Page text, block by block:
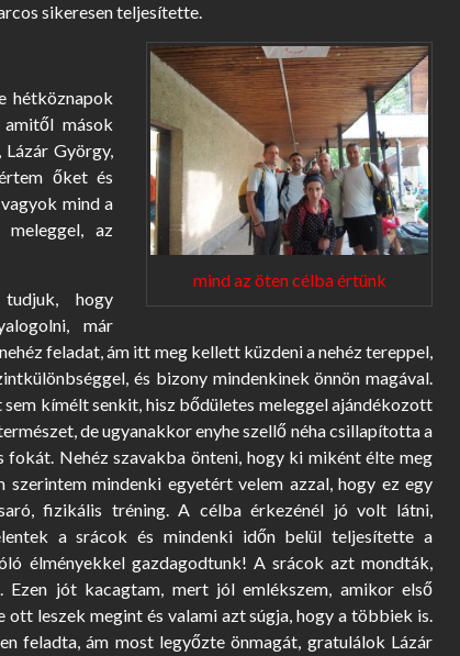
sikeresen teljesítette.
mind az öten célba értünk
hétköznapok
mások
Lázár György,
őket és
mind a
az
tudjuk, hogy
már
feladat, ám itt meg kellett küzdeni a nehéz tereppel,
és bizony mindenkinek önnön magával.
kímélt senkit, hisz bődületes meleggel ajándékozott
de ugyanakkor enyhe szellő néha csillapította a
fokát. Nehéz szavakba önteni, hogy ki miként élte meg
szerintem mindenki egyetért velem azzal, hogy ez egy
fizikális tréning. A célba érkezénél jó volt látni,
a srácok és mindenki időn belül teljesítette a
élményekkel gazdagodtunk! A srácok azt mondták,
jót kacagtam, mert jól emlékszem, amikor első
leszek megint és valami azt súgja, hogy a többiek is.
feladta, ám most legyőzte önmagát, gratulálok Lázár